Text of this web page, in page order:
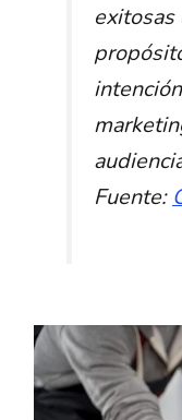
exitosas
Fuente: